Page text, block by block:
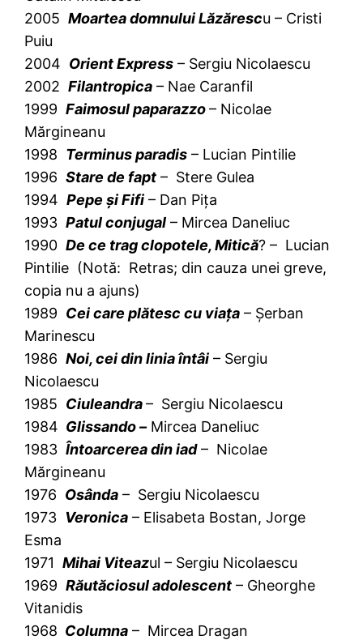
2005Moartea domnului Lăzărescu – Cristi
Puiu
2004 Orient Express – Sergiu Nicolaescu
2002Filantropica – Nae Caranfil
1999Faimosul paparazzo– Nicolae
Mărgineanu
1998 Terminus paradis – Lucian Pintilie
1996Stare de fapt – Stere Gulea
1994Pepe şi Fifi – Dan Piţa
1993Patul conjugal – Mircea Daneliuc
1990De ce trag clopotele, Mitică? – Lucian
Pintilie (Notă: Retras; din cauza unei greve,
copia nu a ajuns)
1989 Cei care plătesc cu viaţa – Şerban
Marinescu
1986Noi, cei din linia întâi – Sergiu
Nicolaescu
1985 Ciuleandra– Sergiu Nicolaescu
1984 Glissando –Mircea Daneliuc
1983Întoarcerea din iad– Nicolae
Mărgineanu
1976 Osânda – Sergiu Nicolaescu
1973 Veronica – Elisabeta Bostan, Jorge
Esma
1971Mihai Viteazul – Sergiu Nicolaescu
1969Răutăciosul adolescent – Gheorghe
Vitanidis
1968 Columna – Mircea Dragan